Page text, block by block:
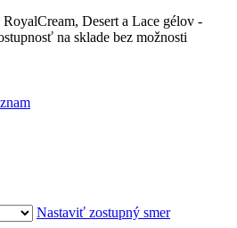
Desert a Lace gélov -
na sklade bez možnosti
Nastaviť zostupný smer